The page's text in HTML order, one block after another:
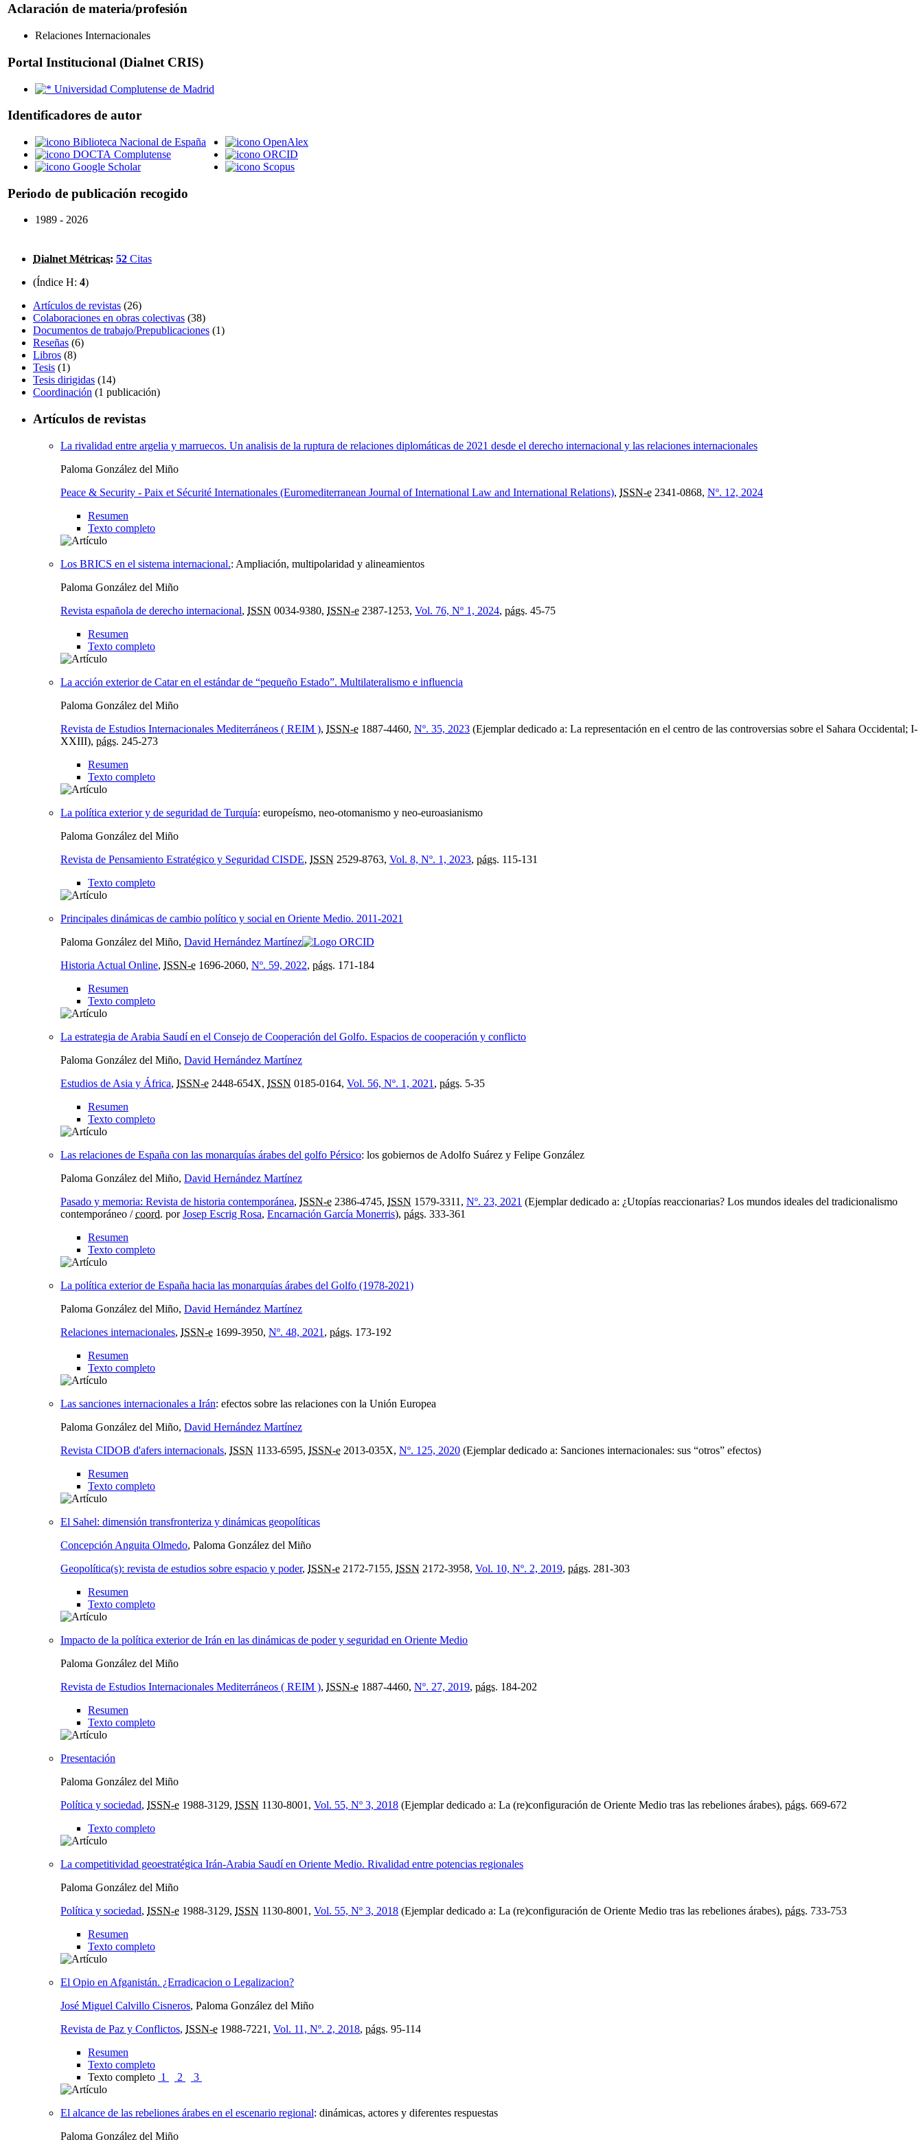
Aclaración de materia/profesión
Relaciones Internacionales
Portal Institucional (Dialnet CRIS)
Universidad Complutense de Madrid
Identificadores de autor
Biblioteca Nacional de España
DOCTA Complutense
Google Scholar
OpenAlex
ORCID
Scopus
Periodo de publicación recogido
1989 - 2026
Dialnet Métricas: 52 Citas
(Índice H: 4)
Artículos de revistas (26)
Colaboraciones en obras colectivas (38)
Documentos de trabajo/Prepublicaciones (1)
Reseñas (6)
Libros (8)
Tesis (1)
Tesis dirigidas (14)
Coordinación (1 publicación)
Artículos de revistas
La rivalidad entre argelia y marruecos. Un analisis de la ruptura de relaciones diplomáticas de 2021 desde el derecho internacional y las relaciones internacionales
Paloma González del Miño
Peace & Security - Paix et Sécurité Internationales (Euromediterranean Journal of International Law and International Relations), ISSN-e 2341-0868, Nº. 12, 2024
Resumen
Texto completo
Los BRICS en el sistema internacional.: Ampliación, multipolaridad y alineamientos
Paloma González del Miño
Revista española de derecho internacional, ISSN 0034-9380, ISSN-e 2387-1253, Vol. 76, Nº 1, 2024, págs. 45-75
Resumen
Texto completo
La acción exterior de Catar en el estándar de “pequeño Estado”. Multilateralismo e influencia
Paloma González del Miño
Revista de Estudios Internacionales Mediterráneos ( REIM ), ISSN-e 1887-4460, Nº. 35, 2023 (Ejemplar dedicado a: La representación en el centro de las controversias sobre el Sahara Occidental; I-
XXIII), págs. 245-273
Resumen
Texto completo
La política exterior y de seguridad de Turquía: europeísmo, neo-otomanismo y neo-euroasianismo
Paloma González del Miño
Revista de Pensamiento Estratégico y Seguridad CISDE, ISSN 2529-8763, Vol. 8, Nº. 1, 2023, págs. 115-131
Texto completo
Principales dinámicas de cambio político y social en Oriente Medio. 2011-2021
Paloma González del Miño, David Hernández Martínez
Historia Actual Online, ISSN-e 1696-2060, Nº. 59, 2022, págs. 171-184
Resumen
Texto completo
La estrategia de Arabia Saudí en el Consejo de Cooperación del Golfo. Espacios de cooperación y conflicto
Paloma González del Miño, David Hernández Martínez
Estudios de Asia y África, ISSN-e 2448-654X, ISSN 0185-0164, Vol. 56, Nº. 1, 2021 , págs. 5-35
Resumen
Texto completo
Las relaciones de España con las monarquías árabes del golfo Pérsico: los gobiernos de Adolfo Suárez y Felipe González
Paloma González del Miño, David Hernández Martínez
Pasado y memoria: Revista de historia contemporánea, ISSN-e 2386-4745, ISSN 1579-3311, Nº. 23, 2021 (Ejemplar dedicado a: ¿Utopías reaccionarias? Los mundos ideales del tradicionalismo
contemporáneo /coord. porJosep Escrig Rosa, Encarnación García Monerris), págs. 333-361
Resumen
Texto completo
La política exterior de España hacia las monarquías árabes del Golfo (1978-2021)
Paloma González del Miño, David Hernández Martínez
Relaciones internacionales, ISSN-e 1699-3950, Nº. 48, 2021 , págs. 173-192
Resumen
Texto completo
Las sanciones internacionales a Irán: efectos sobre las relaciones con la Unión Europea
Paloma González del Miño, David Hernández Martínez
Revista CIDOB d'afers internacionals, ISSN 1133-6595, ISSN-e 2013-035X, Nº. 125, 2020 (Ejemplar dedicado a: Sanciones internacionales: sus “otros” efectos)
Resumen
Texto completo
El Sahel: dimensión transfronteriza y dinámicas geopolíticas
Concepción Anguita Olmedo, Paloma González del Miño
Geopolítica(s): revista de estudios sobre espacio y poder, ISSN-e 2172-7155, ISSN 2172-3958, Vol. 10, Nº. 2, 2019, págs. 281-303
Resumen
Texto completo
Impacto de la política exterior de Irán en las dinámicas de poder y seguridad en Oriente Medio
Paloma González del Miño
Revista de Estudios Internacionales Mediterráneos ( REIM ), ISSN-e 1887-4460, Nº. 27, 2019, págs. 184-202
Resumen
Texto completo
Presentación
Paloma González del Miño
Política y sociedad, ISSN-e 1988-3129, ISSN 1130-8001, Vol. 55, Nº 3, 2018 (Ejemplar dedicado a: La (re)configuración de Oriente Medio tras las rebeliones árabes), págs. 669-672
Texto completo
La competitividad geoestratégica Irán-Arabia Saudí en Oriente Medio. Rivalidad entre potencias regionales
Paloma González del Miño
Política y sociedad, ISSN-e 1988-3129, ISSN 1130-8001, Vol. 55, Nº 3, 2018 (Ejemplar dedicado a: La (re)configuración de Oriente Medio tras las rebeliones árabes), págs. 733-753
Resumen
Texto completo
El Opio en Afganistán. ¿Erradicacion o Legalizacion?
José Miguel Calvillo Cisneros, Paloma González del Miño
Revista de Paz y Conflictos, ISSN-e 1988-7221, Vol. 11, Nº. 2, 2018, págs. 95-114
Resumen
Texto completo
Texto completo 1 2 3
El alcance de las rebeliones árabes en el escenario regional: dinámicas, actores y diferentes respuestas
Paloma González del Miño